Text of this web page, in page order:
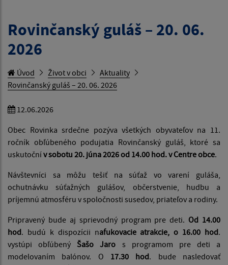
Rovinčanský guláš – 20. 06.
2026
Úvod Život v obci
Aktuality
Rovinčanský guláš – 20. 06. 2026
12.06.2026
Obec Rovinka srdečne pozýva všetkých obyvateľov na 11.
ročník obľúbeného podujatia Rovinčanský guláš, ktoré sa
uskutočnív sobotu 20. júna 2026 od 14.00 hod. v Centre obce.
Návštevníci sa môžu tešiť na súťaž vo varení guláša,
ochutnávku súťažných gulášov, občerstvenie, hudbu a
príjemnú atmosféru v spoločnosti susedov, priateľov a rodiny.
Pripravený bude aj sprievodný program pre deti. Od 14.00
hod. budú k dispozícii nafukovacie atrakcie, o 16.00 hod.
vystúpi obľúbený Šašo Jaro s programom pre deti a
modelovaním balónov. O 17.30 hod. bude nasledovať